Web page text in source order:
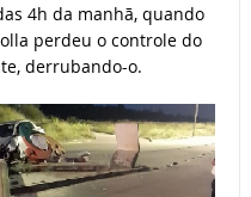
4h da manhã, quando
perdeu o controle do
derrubando-o.